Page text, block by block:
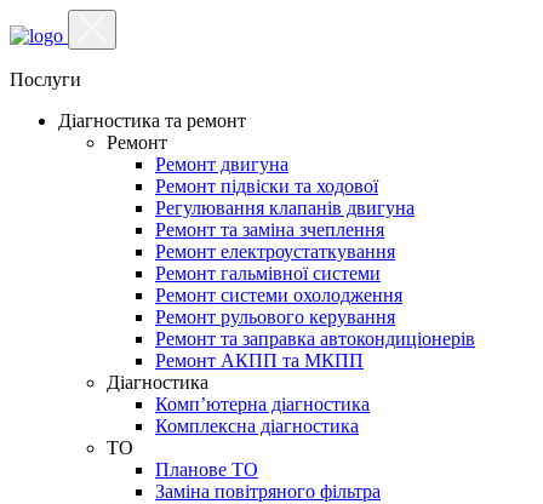
Послуги
Діагностика та ремонт
Ремонт
Ремонт двигуна
Ремонт підвіски та ходової
Регулювання клапанів двигуна
Ремонт та заміна зчеплення
Ремонт електроустаткування
Ремонт гальмівної системи
Ремонт системи охолодження
Ремонт рульового керування
Ремонт та заправка автокондиціонерів
Ремонт АКПП та МКПП
Діагностика
Комп’ютерна діагностика
Комплексна діагностика
ТО
Планове ТО
Заміна повітряного фільтра